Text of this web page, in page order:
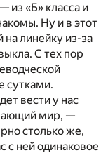
из «Б» класса и
Ну и в этот
на линейку из-за
С тех пор
сутками.
вести у нас
мир, —
столько же,
с ней одинаковое